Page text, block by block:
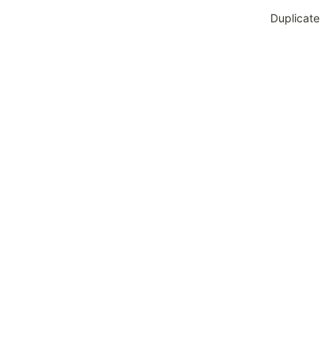
Duplicate